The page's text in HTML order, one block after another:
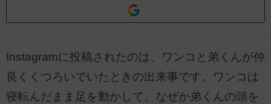
Instagramに投稿されたのは、ワンコと弟くんが仲
良くくつろいでいたときの出来事です。ワンコは
寝転んだまま足を動かして、なぜか弟くんの頭を